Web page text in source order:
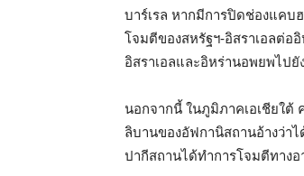
บาร์เรล หากมีการปิดช่องแค
โจมตีของสหรัฐฯ-อิสราเอลต่อ
อิสราเอลและอิหร่านอพยพไป
นอกจากนี้ ในภูมิภาคเอเชียใต้
ลิบานของอัฟกานิสถานอ้างว่า
ปากีสถานได้ทำการโจมตีทาง